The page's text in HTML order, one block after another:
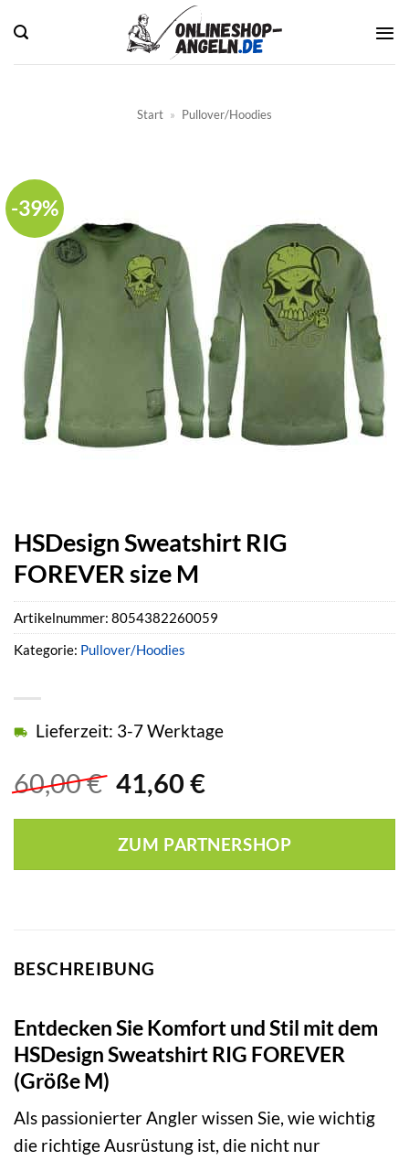
Inhalt
springen
Start » Pullover/Hoodies
-39%
HSDesign Sweatshirt RIG
FOREVER size M
60,00€ Ursprünglicher
war:
60,00 €
41,60 €Aktueller
ist:
41,60 €.
Lieferzeit: 3-7 Werktage
ZUM PARTNERSHOP
Artikelnummer: 8054382260059
Kategorie: Pullover/Hoodies
BESCHREIBUNG
Entdecken Sie Komfort und Stil mit dem
HSDesign Sweatshirt RIG FOREVER
(Größe M)
Als passionierter Angler wissen Sie, wie wichtig
die richtige Ausrüstung ist, die nicht nur